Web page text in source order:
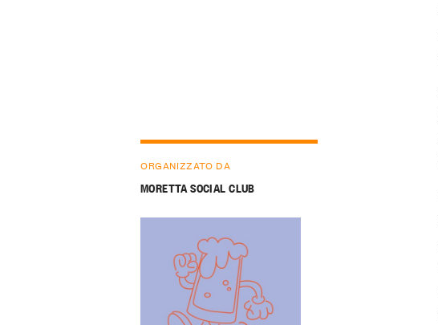
ORGANIZZATO DA
MORETTA SOCIAL CLUB